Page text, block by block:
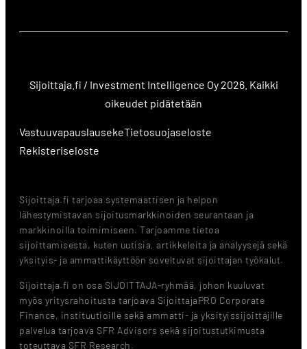
Sijoittaja.fi / Investment Intelligence Oy 2026. Kaikki
oikeudet pidätetään
VastuuvapauslausekeTietosuojaseloste
Rekisteriseloste
Sijoittaja.fi tarjoaa systemaattisen ja helpon
lähestymistavan sijoitusmarkkinoiden seurantaan ja
markkinoilla toimimiseen. Tarjoamme tietoa
sijoittamisesta, kuten uutisia, artikkeleita ja analyysejä sekä
yksityis- ja ammattikäyttöön soveltuvat sijoittajan työkalut.
Sijoittaja.fi on osa SIJOITTAJA-ryhmää, johon kuuluvat
myös yritysrahoitusta tarjoava SijoittajaPRO Corporate
Finance, instituutioille sekä ammatti- ja yksityissijoittajille
palvelua tarjoava SFR Advisors sekä sijoitustutkimusta
toteuttava SFR Research.